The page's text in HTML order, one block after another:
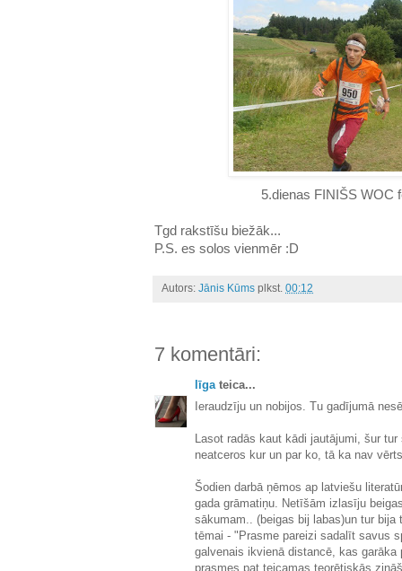
5.dienas FINIŠS WOC
Tgd rakstīšu biežāk...
P.S. es solos vienmēr :D
Autors: Jānis Kūms plkst. 00:12
7 komentāri:
līgateica...
Ieraudzīju un nobijos. Tu gadījumā
Lasot radās kaut kādi jautājumi, šur
neatceros kur un par ko, tā ka nav
Šodien darbā ņēmos ap latviešu
gada grāmatiņu. Netīšām izlasīju
sākumam.. (beigas bij labas)un tur
tēmai - "Prasme pareizi sadalīt savus
galvenais ikvienā distancē, kas
prasmes pat teicamas teorētiskās